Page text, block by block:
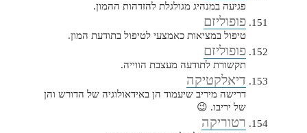
פגיעה במנהיג מגולגלת להזדהות ההמון.
פופוליזם
טיפול במציאות כאמצעי לטיפול בתודעת המון.
פופוליזם
תקשורת לתודעה מעצבת הווייה.
דיאלקטיקה
דרישה מיריב שיעמוד הן באידאולוגיה של הדורש והן
של יריבו. 😉
רטוריקה